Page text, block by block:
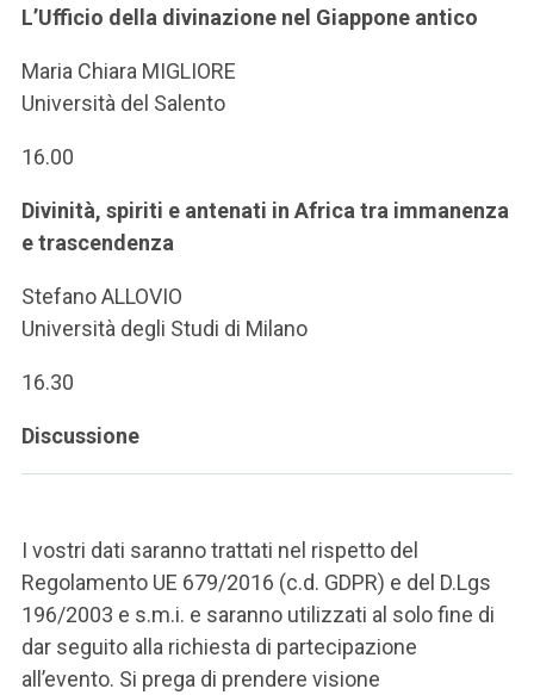
L’Ufficio della divinazione nel Giappone antico
Maria Chiara MIGLIORE
Università del Salento
16.00
Divinità, spiriti e antenati in Africa tra immanenza
e trascendenza
Stefano ALLOVIO
Università degli Studi di Milano
16.30
Discussione
I vostri dati saranno trattati nel rispetto del
Regolamento UE 679/2016 (c.d. GDPR) e del D.Lgs
196/2003 e s.m.i. e saranno utilizzati al solo fine di
dar seguito alla richiesta di partecipazione
all’evento. Si prega di prendere visione